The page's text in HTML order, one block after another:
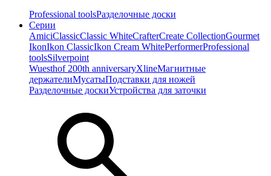
Professional toolsРазделочные доски
Серии
AmiciClassicClassic WhiteCrafterCreate CollectionGourmet
IkonIkon ClassiсIkon Cream WhitePerformerProfessional
toolsSilverpoint
Wuesthof 200th anniversaryXlineМагнитные
держателиМусатыПодставки для ножей
Разделочные доскиУстройства для заточки